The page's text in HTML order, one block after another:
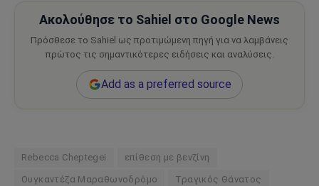
Ακολούθησε το Sahiel στο Google News
Πρόσθεσε το Sahiel ως προτιμώμενη πηγή για να λαμβάνεις
πρώτος τις σημαντικότερες ειδήσεις και αναλύσεις.
Add as a preferred source
Rebecca Cheptegei επίθεση με βενζίνη
Ουγκαντέζα Μαραθωνοδρόμο Τραγικός Θάνατος